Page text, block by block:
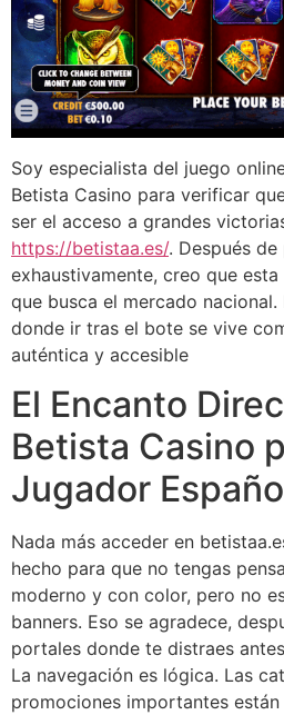
Soy especialista del juego
Betista Casino para verificar
ser el acceso a grandes
https://betistaa.es/. Después
exhaustivamente, creo que
que busca el mercado
donde ir tras el bote se vive
auténtica y accesible
El Encanto
Betista Casino
Jugador
Nada más acceder en
hecho para que no tengas
moderno y con color, pero no
banners. Eso se agradece,
portales donde te distraes
La navegación es lógica. Las
promociones importantes